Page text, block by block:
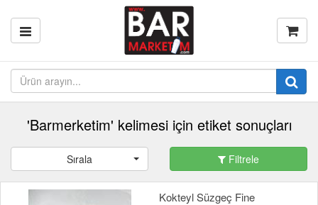
'Barmerketim' kelimesi için etiket sonuçları
Sırala Filtrele
Kokteyl Süzgeç Fine